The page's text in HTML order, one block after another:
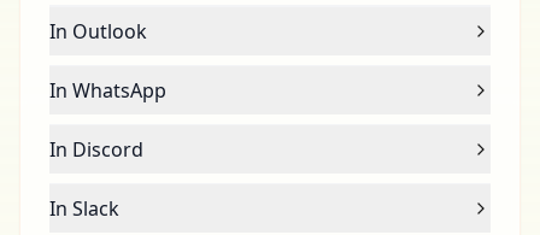
In Outlook
In WhatsApp
In Discord
In Slack